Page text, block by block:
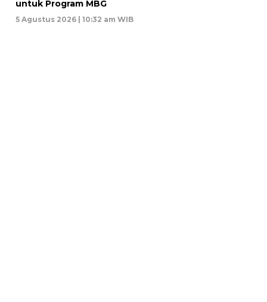
untuk Program MBG
5 Agustus 2026 | 10:32 am WIB